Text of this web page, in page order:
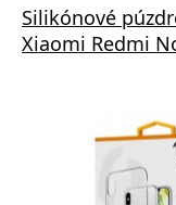
Silikónové
Xiaomi Redmi